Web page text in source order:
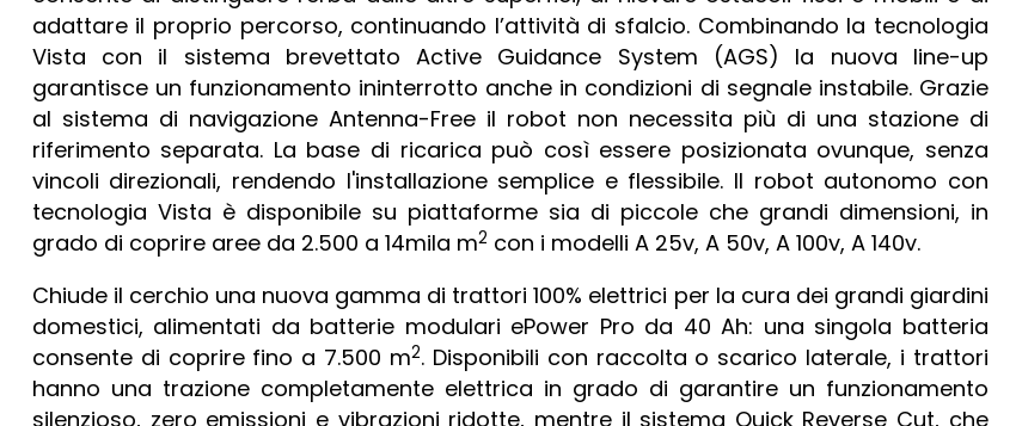
adattare il proprio percorso, continuando l’attività di sfalcio. Combinando la tecnologia
Vista con il sistema brevettato Active Guidance System (AGS) la nuova line-up
garantisce un funzionamento ininterrotto anche in condizioni di segnale instabile. Grazie
al sistema di navigazione Antenna-Free il robot non necessita più di una stazione di
riferimento separata. La base di ricarica può così essere posizionata ovunque, senza
vincoli direzionali, rendendo l'installazione semplice e flessibile. Il robot autonomo con
tecnologia Vista è disponibile su piattaforme sia di piccole che grandi dimensioni, in
grado di coprire aree da 2.500 a 14mila m2 con i modelli A 25v, A 50v, A 100v, A 140v.
Chiude il cerchio una nuova gamma di trattori 100% elettrici per la cura dei grandi giardini
domestici, alimentati da batterie modulari ePower Pro da 40 Ah: una singola batteria
consente di coprire fino a 7.500 m2. Disponibili con raccolta o scarico laterale, i trattori
hanno una trazione completamente elettrica in grado di garantire un funzionamento
silenzioso, zero emissioni e vibrazioni ridotte, mentre il sistema Quick Reverse Cut, che